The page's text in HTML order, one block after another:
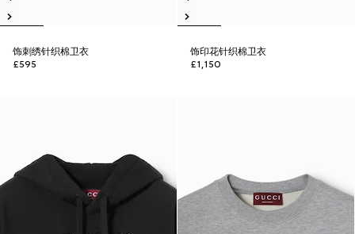
饰刺绣针织棉卫衣
£595
饰印花针织棉卫衣
£1,150